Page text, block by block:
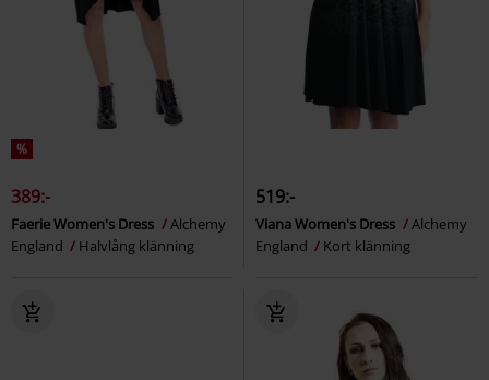
%
389:-
Faerie Women's Dress
Alchemy
England
Halvlång klänning
519:-
Viana Women's Dress
Alchemy
England
Kort klänning